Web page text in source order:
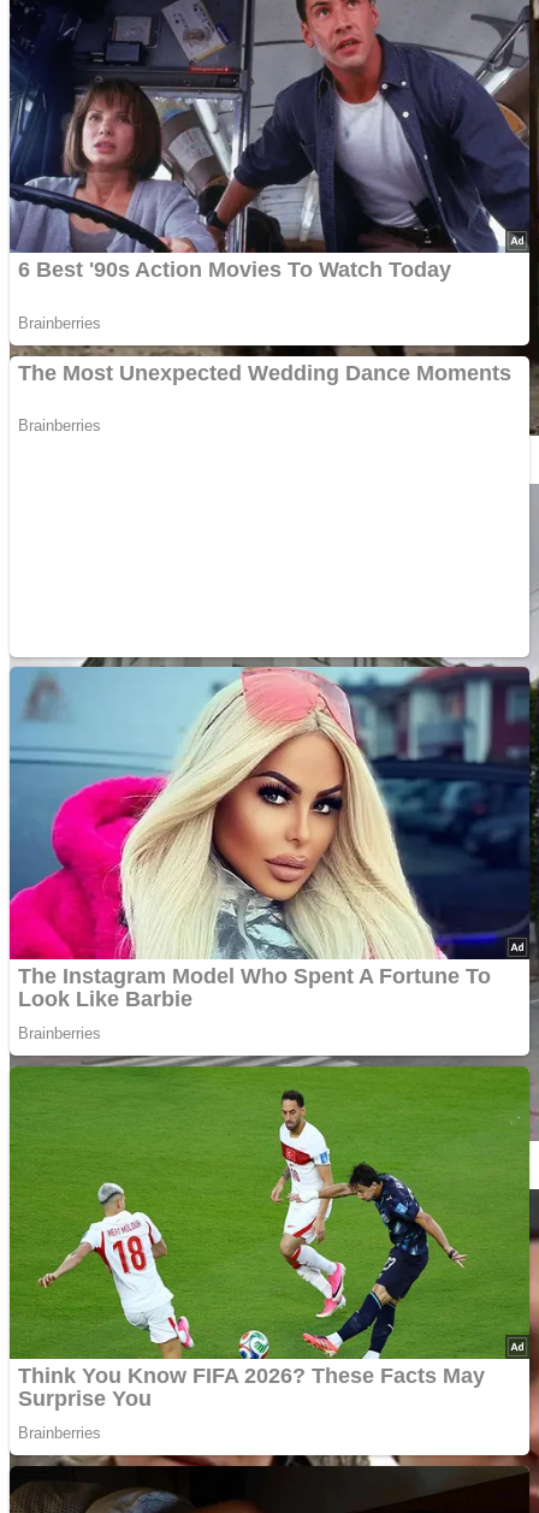
До і після: 10 фотографій зруйнованих росіянами українських